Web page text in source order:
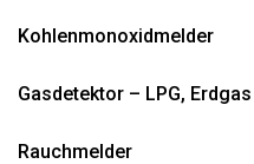
Kohlenmonoxidmelder
Gasdetektor – LPG, Erdgas
Rauchmelder